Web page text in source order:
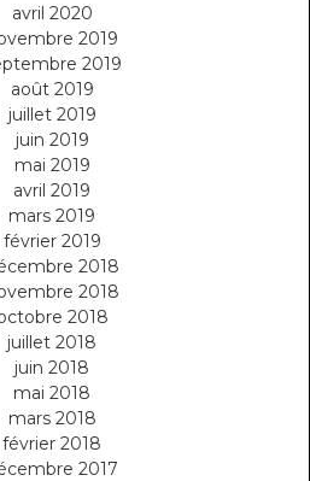
avril 2020
2019
2019
août 2019
juillet 2019
juin 2019
mai 2019
avril 2019
mars 2019
février 2019
2018
2018
2018
juillet 2018
juin 2018
mai 2018
mars 2018
février 2018
2017